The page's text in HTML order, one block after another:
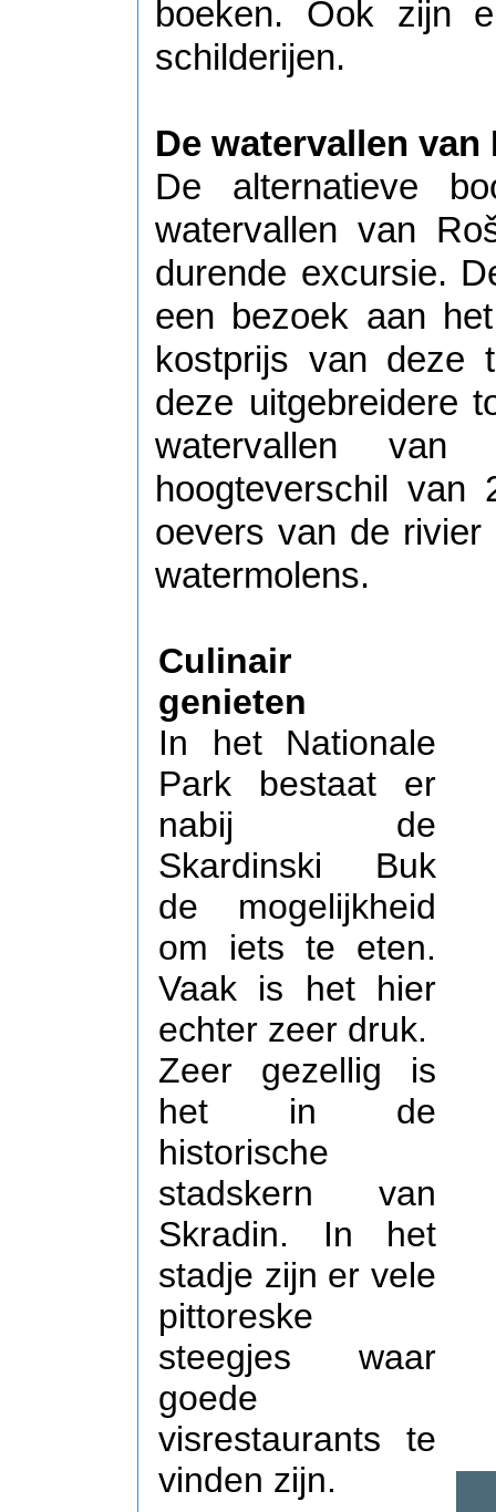
boeken. Ook zijn
schilderijen.
De watervallen van
De alternatieve
watervallen van
durende excursie.
een bezoek aan
kostprijs van deze
deze uitgebreidere
watervallen
hoogteverschil van
oevers van de
watermolens.
Culinair
genieten
In het Nationale
Park bestaat er
nabij de
Skardinski Buk
de mogelijkheid
om iets te eten.
Vaak is het hier
echter zeer druk.
Zeer gezellig is
het in de
historische
stadskern van
Skradin. In het
stadje zijn er vele
pittoreske
steegjes waar
goede
visrestaurants te
vinden zijn.